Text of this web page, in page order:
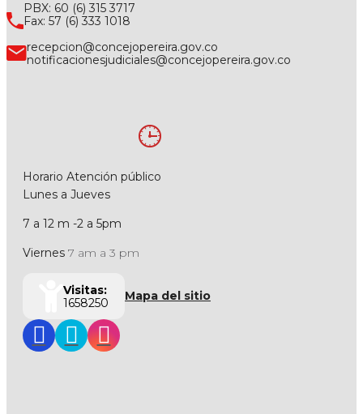
PBX: 60 (6) 315 3717
Fax: 57 (6) 333 1018
recepcion@concejopereira.gov.co
notificacionesjudiciales@concejopereira.gov.co
Horario Atención público
Lunes a Jueves
7 a 12 m -2 a 5pm
Viernes 7 am a 3 pm
Visitas:
1658250
Mapa del sitio